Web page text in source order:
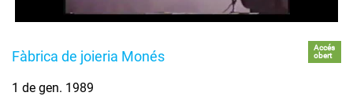
Fàbrica de joieria Monés
Accés
obert
1 de gen. 1989